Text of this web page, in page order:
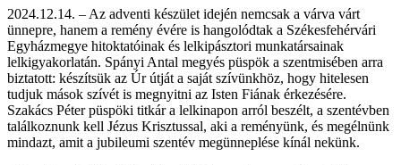
2024.12.14. – Az adventi készület idején nemcsak a várva várt
ünnepre, hanem a remény évére is hangolódtak a Székesfehérvári
Egyházmegye hitoktatóinak és lelkipásztori munkatársainak
lelkigyakorlatán. Spányi Antal megyés püspök a szentmisében arra
biztatott: készítsük az Úr útját a saját szívünkhöz, hogy hitelesen
tudjuk mások szívét is megnyitni az Isten Fiának érkezésére.
Szakács Péter püspöki titkár a lelkinapon arról beszélt, a szentévben
találkoznunk kell Jézus Krisztussal, aki a reményünk, és megélnünk
mindazt, amit a jubileumi szentév megünneplése kínál nekünk.